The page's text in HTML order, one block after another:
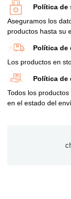
Política de
Aseguramos los
productos hasta su
Política de
Los productos en
Política de
Todos los
en el estado del